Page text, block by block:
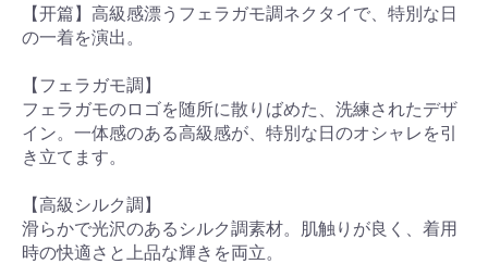
【开篇】高級感漂うフェラガモ調ネクタイで、特別な日
の一着を演出。
【フェラガモ調】
フェラガモのロゴを随所に散りばめた、洗練されたデザ
イン。一体感のある高級感が、特別な日のオシャレを引
き立てます。
【高級シルク調】
滑らかで光沢のあるシルク調素材。肌触りが良く、着用
時の快適さと上品な輝きを両立。